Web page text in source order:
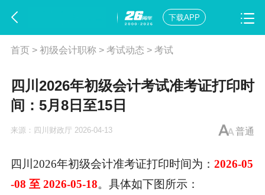
下载APP
首页> 初级会计职称> 考试动态 > 考试
四川2026年初级会计考试准考证打印时
间：5月8日至15日
普通
来源： 四川财政厅 2026-04-13
四川2026年初级会计准考证打印时间为： 2026-05
-08 至 2026-05-18。具体如下图所示：